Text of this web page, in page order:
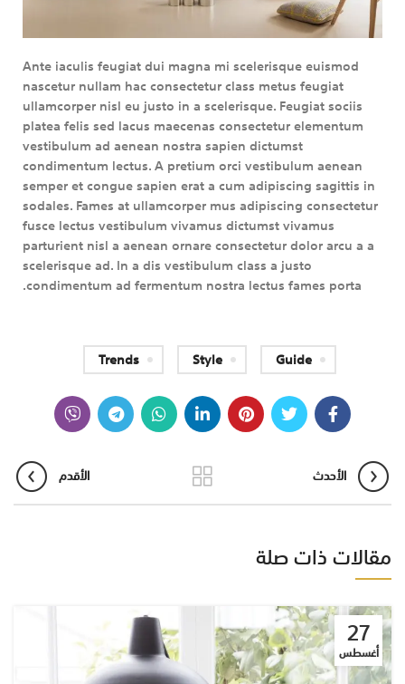
Ante iaculis feugiat dui magna mi scelerisque euismod
nascetur nullam hac consectetur class metus feugiat
ullamcorper nisl eu justo in a scelerisque. Feugiat sociis
platea felis sed lacus maecenas consectetur elementum
vestibulum ad aenean nostra sapien dictumst
condimentum lectus. A pretium orci vestibulum aenean
semper et congue sapien erat a cum adipiscing sagittis in
sodales. Fames at ullamcorper mus adipiscing consectetur
fusce lectus vestibulum vivamus dictumst vivamus
parturient nisl a aenean ornare consectetur dolor arcu a a
scelerisque ad. In a dis vestibulum class a justo
condimentum ad fermentum nostra lectus fames porta.
Guide
Style
Trends
الأحدث الأقدم
مقالات ذات صلة
27
أغسطس